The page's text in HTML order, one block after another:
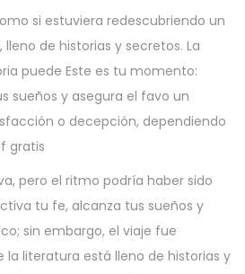
si estuviera redescubriendo un
de historias y secretos. La
puede Este es tu momento:
sueños y asegura el favo un
o decepción, dependiendo
gratis
pero el ritmo podría haber sido
tu fe, alcanza tus sueños y
sin embargo, el viaje fue
la literatura está lleno de historias y